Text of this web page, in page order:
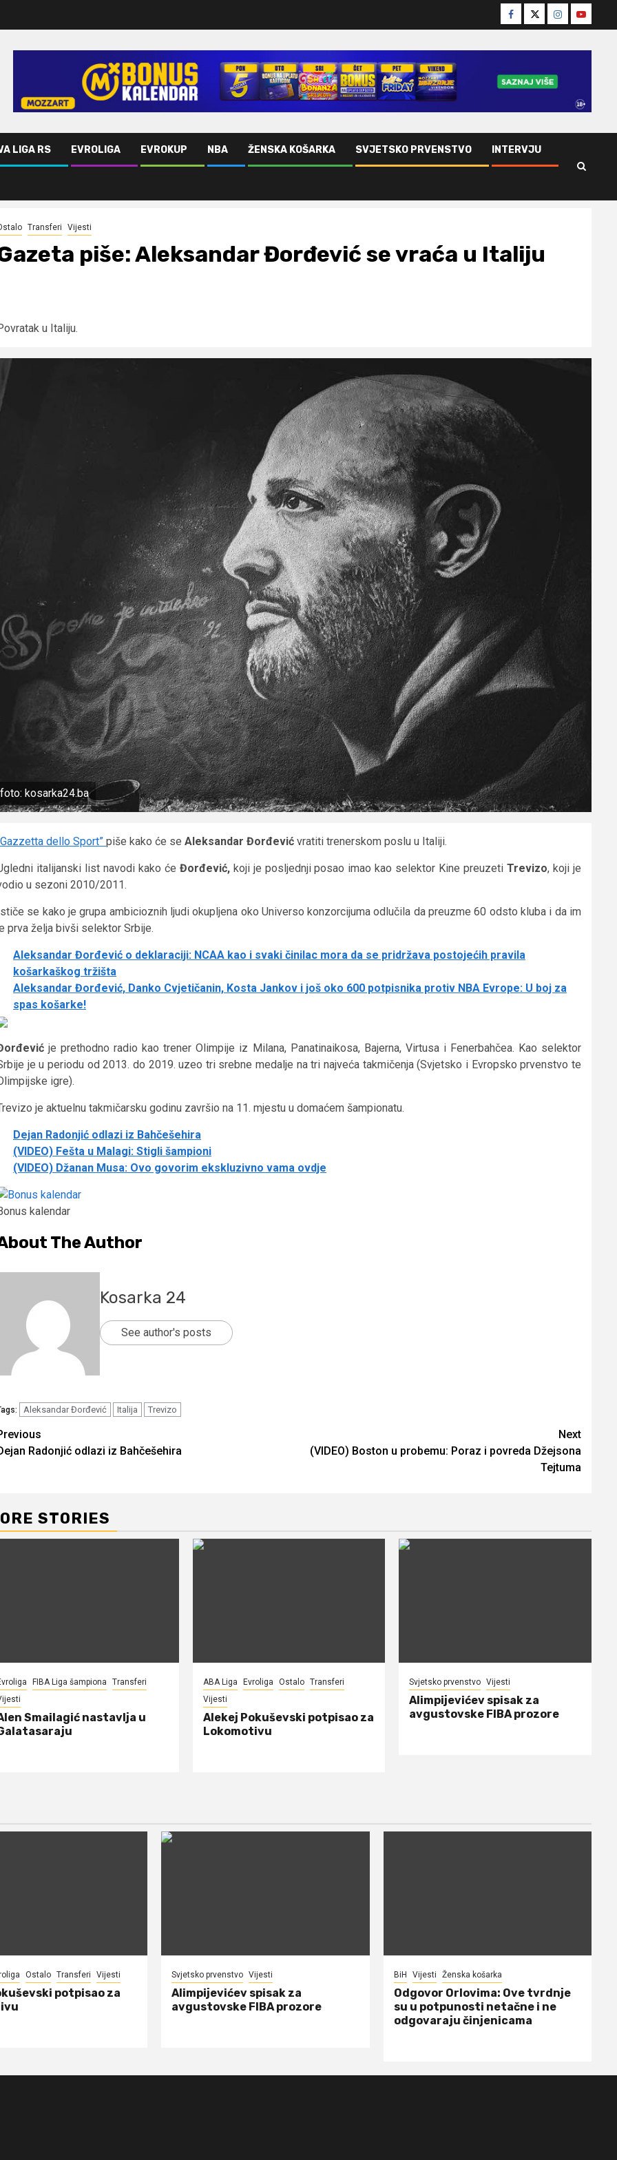
Facebook
TwitterInstagram
Youtube
LIGA RS EVROLIGA EVROKUP NBA ŽENSKA KOŠARKA SVJETSKO PRVENSTVO INTERVJU
Transferi Vijesti
piše: Aleksandar Đorđević se vraća u Italiju
u Italiju.
foto: kosarka24.ba
dello Sport” piše kako će se Aleksandar Đorđević vratiti trenerskom poslu u Italiji.
italijanski list navodi kako će Đorđević,koji je posljednji posao imao kao selektor Kine preuzetiTrevizo, koji je
u sezoni 2010/2011.
se kako je grupa ambicioznih ljudi okupljena oko Universo konzorcijuma odlučila da preuzme 60 odsto kluba i da im
prva želja bivši selektor Srbije.
Aleksandar Đorđević o deklaraciji: NCAA kao i svaki činilac mora da se pridržava postojećih pravila
košarkaškog tržišta
Aleksandar Đorđević, Danko Cvjetičanin, Kosta Jankov i još oko 600 potpisnika protiv NBA Evrope: U boj za
spas košarke!
je prethodno radio kao trener Olimpije iz Milana, Panatinaikosa, Bajerna, Virtusa i Fenerbahčea. Kao selektor
je u periodu od 2013. do 2019. uzeo tri srebne medalje na tri najveća takmičenja (Svjetsko i Evropsko prvenstvo te
igre).
je aktuelnu takmičarsku godinu završio na 11. mjestu u domaćem šampionatu.
Dejan Radonjić odlazi iz Bahčešehira
(VIDEO) Fešta u Malagi: Stigli šampioni
(VIDEO) Džanan Musa: Ovo govorim ekskluzivno vama ovdje
kalendar
The Author
Kosarka 24
See author's posts
Aleksandar Đorđević Italija Trevizo
Radonjić odlazi iz Bahčešehira
Next
(VIDEO) Boston u probemu: Poraz i povreda Džejsona
Tejtuma
STORIES
FIBA Liga šampiona
Transferi
Smailagić nastavlja u
ABA Liga Evroliga Ostalo Transferi
Vijesti
Alekej Pokuševski potpisao za
Lokomotivu
Svjetsko prvenstvo Vijesti
Alimpijevićev spisak za
avgustovske FIBA prozore
Ostalo Transferi Vijesti
potpisao za
Svjetsko prvenstvo Vijesti
Alimpijevićev spisak za
avgustovske FIBA prozore
BiH Vijesti Ženska košarka
Odgovor Orlovima: ​Ove tvrdnje
su u potpunosti netačne i ne
odgovaraju činjenicama